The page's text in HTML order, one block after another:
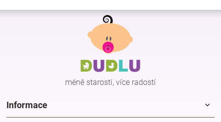
Z
méně starostí, více radostí
Informace